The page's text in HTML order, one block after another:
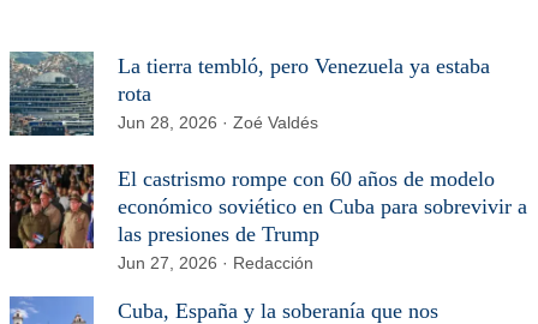
La tierra tembló, pero Venezuela ya estaba
rota
Jun 28, 2026 · Zoé Valdés
El castrismo rompe con 60 años de modelo
económico soviético en Cuba para sobrevivir a
las presiones de Trump
Jun 27, 2026 · Redacción
Cuba, España y la soberanía que nos